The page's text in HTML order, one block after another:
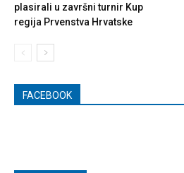
plasirali u završni turnir Kup
regija Prvenstva Hrvatske
FACEBOOK